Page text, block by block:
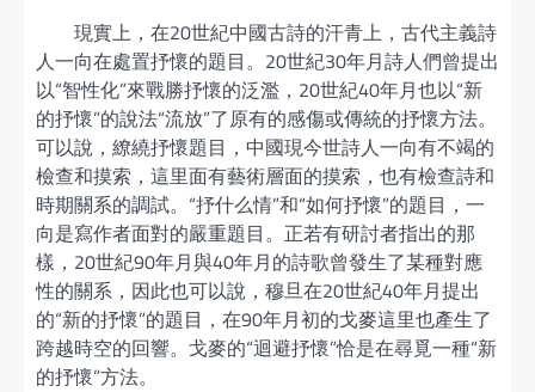
現實上，在20世紀中國古詩的汗青上，古代主義詩
人一向在處置抒懷的題目。20世紀30年月詩人們曾提出
以“智性化”來戰勝抒懷的泛濫，20世紀40年月也以“新
的抒懷”的說法“流放”了原有的感傷或傳統的抒懷方法。
可以說，繚繞抒懷題目，中國現今世詩人一向有不竭的
檢查和摸索，這里面有藝術層面的摸索，也有檢查詩和
時期關系的調試。“抒什么情”和“如何抒懷”的題目，一
向是寫作者面對的嚴重題目。正若有研討者指出的那
樣，20世紀90年月與40年月的詩歌曾發生了某種對應
性的關系，因此也可以說，穆旦在20世紀40年月提出
的“新的抒懷”的題目，在90年月初的戈麥這里也產生了
跨越時空的回響。戈麥的“迴避抒懷”恰是在尋覓一種“新
的抒懷”方法。